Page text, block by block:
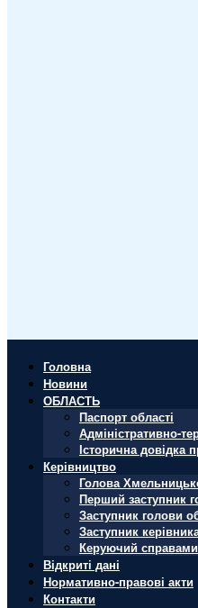
Головна
Новини
ОБЛАСТЬ
Паспорт області
Адміністративно-
Історична довідка
Керівництво
Голова
Перший заступник
Заступник голови
Заступник
Керуючий справами
Відкриті дані
Нормативно-правові акти
Контакти